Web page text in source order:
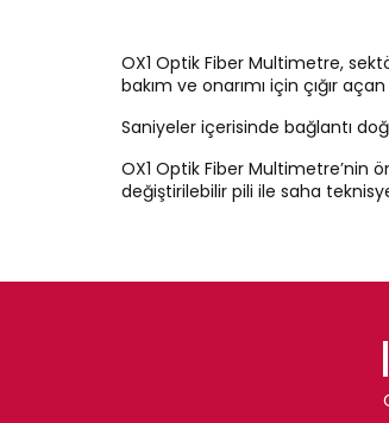
OX1 Optik Fiber Multimetre,
bakım ve onarımı için çığır
Saniyeler içerisinde bağlantı
OX1 Optik Fiber
değiştirilebilir pili ile saha